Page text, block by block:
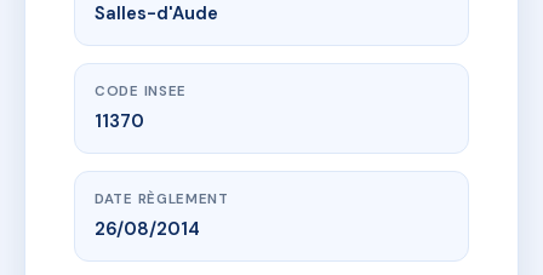
Salles-d'Aude
CODE INSEE
11370
DATE RÈGLEMENT
26/08/2014